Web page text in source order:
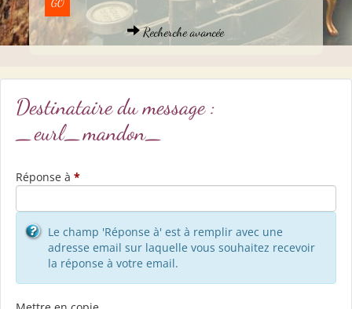
Recherche avancée
Destinataire du message :
_eurl_mandon_
Réponse à *
Le champ 'Réponse à' est à remplir avec une
adresse email sur laquelle vous souhaitez recevoir
la réponse à votre email.